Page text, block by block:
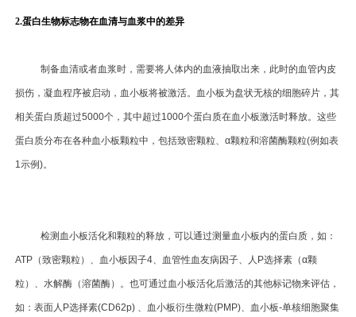
2.蛋白生物标志物在血清与血浆中的差异
制备血清或者血浆时，需要将人体内的血液抽取出来，此时的血管内皮
损伤，凝血程序被启动，血小板将被激活。血小板为盘状无核的细胞碎片，其
相关蛋白质超过5000个，其中超过1000个蛋白质在血小板激活时释放。这些
蛋白质分布在各种血小板颗粒中，包括致密颗粒、α颗粒和溶菌酶颗粒(例如表
1示例)。
检测血小板活化和颗粒的释放，可以通过测量血小板内的蛋白质，如：
ATP（致密颗粒）、血小板因子4、血管性血友病因子、人P选择素（α颗
粒）、水解酶（溶菌酶）。也可通过血小板活化后激活的其他标记物来评估，
如：表面人P选择素(CD62p) 、血小板衍生微粒(PMP)、血小板-单核细胞聚集